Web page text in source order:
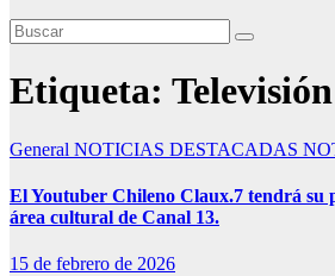
Etiqueta:
General NOTICIAS DESTACADAS
El Youtuber Chileno Claux.7 tendrá su
área cultural de Canal 13.
15 de febrero de 2026